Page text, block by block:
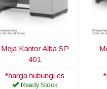
Meja Kantor Alba SP
401
*harga hubungi cs
Ready Stock